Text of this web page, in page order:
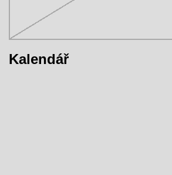
Kalendář